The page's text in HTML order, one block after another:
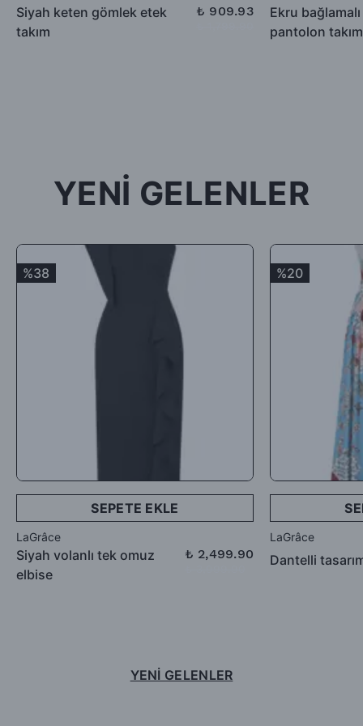
düşülerek alıcıya iade ödemesi gerçekleştirilecektir.
-İade için göndermiş olduğunuz ürün / ürünler 5 günü geçmiş,
uygunluğunun kontrolünden sonra, 7 ile 10 iş günü arasında
ürün bedelinizden iade kargo ücretinizin kesintisi yapılarak geri
Satın aldığınız ürünler için Hediye Çeki, Değişim ya da ücret
iadesi talep edebilirsiniz.
Siyah keten gömlek etek
takım
₺ 909.93
Ekru
pantolon takım
YENİ GELENLER
%38
SEPETE EKLE
LaGrâce
Siyah volanlı tek omuz
elbise
₺ 2,499.90
%20
LaGrâce
Dantelli
YENİ GELENLER